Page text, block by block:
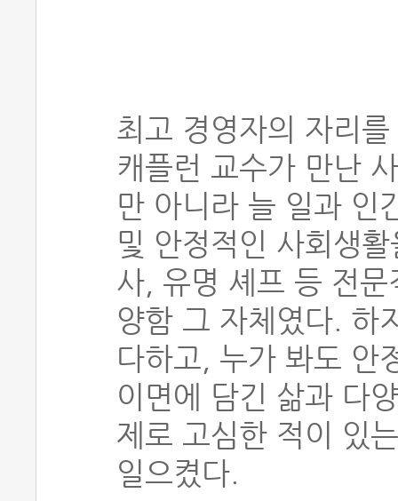
최고 경영자의 자리
캐플런 교수가 만난
만 아니라 늘 일과 인
및 안정적인 사회생
사, 유명 셰프 등 전
양함 그 자체였다. 하
다하고, 누가 봐도 안
이면에 담긴 삶과 다
제로 고심한 적이 있
일으켰다.